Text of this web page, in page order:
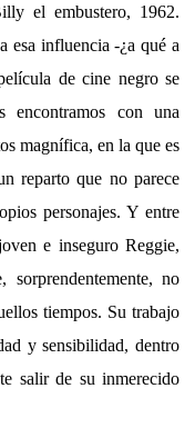
el embustero, 1962.
esa influencia -¿a qué a
de cine negro se
encontramos con una
magnífica, en la que es
reparto que no parece
personajes. Y entre
e inseguro Reggie,
no
tiempos. Su trabajo
y sensibilidad, dentro
salir de su inmerecido